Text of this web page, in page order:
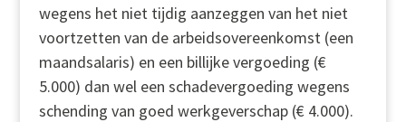
wegens het niet tijdig aanzeggen van het niet
voortzetten van de arbeidsovereenkomst (een
maandsalaris) en een billijke vergoeding (€
5.000) dan wel een schadevergoeding wegens
schending van goed werkgeverschap (€ 4.000).